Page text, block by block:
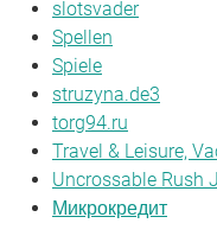
slotsvader
Spellen
Spiele
struzyna.de3
torg94.ru
Travel & Leisure,
Uncrossable Rush
Микрокредит